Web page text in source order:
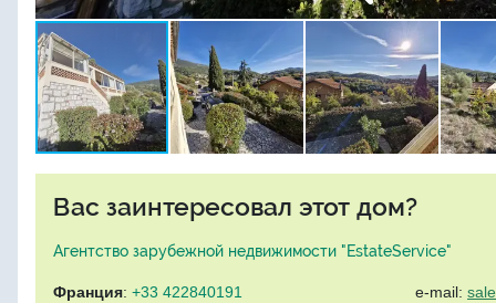
Вас заинтересовал этот дом?
Агентство зарубежной недвижимости "EstateService"
Франция: +33 422840191 e-mail: